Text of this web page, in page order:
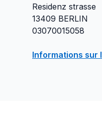
Residenz strasse
13409 BERLIN
03070015058
Informations sur